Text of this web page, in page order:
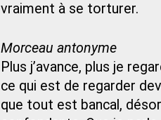
vraiment à se torturer.
Morceau antonyme
Plus j’avance, plus je
ce qui est de regarder
que tout est bancal,